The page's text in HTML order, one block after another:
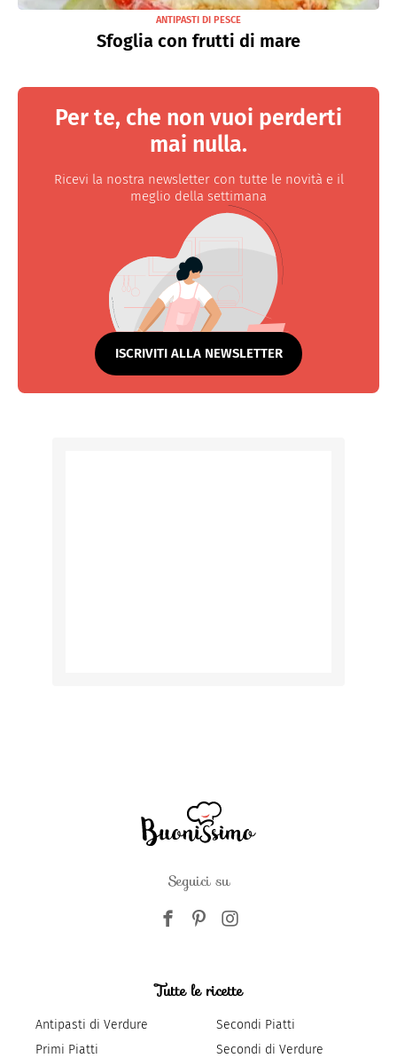
ANTIPASTI DI PESCE
Sfoglia con frutti di mare
Per te, che non vuoi perderti
mai nulla.
Ricevi la nostra newsletter con tutte le novità e il
meglio della settimana
ISCRIVITI ALLA NEWSLETTER
Seguici su
Tutte le ricette
Antipasti di Verdure
Primi Piatti
Secondi Piatti
Secondi di Verdure